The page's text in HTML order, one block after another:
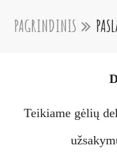
PAGRINDINIS
Teikiame gėlių